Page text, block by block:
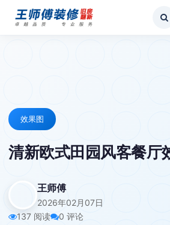
效果图
清新欧式田园风客餐厅
王师傅
2026年02月07日
137 阅读
0 评论